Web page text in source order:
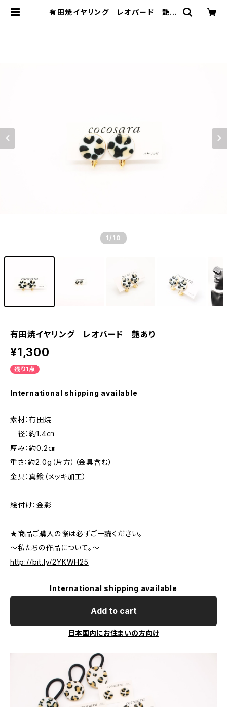
有田焼イヤリング レオパード 艶あ
1 /10
有田焼イヤリング レオパード 艶あり
¥1,300
残り1点
International shipping available
素材：有田焼
径：約1.4㎝
厚み：約0.2㎝
重さ：約2.0g（片方）（金具含む）
金具：真鍮（メッキ加工）
絵付け：金彩
★商品ご購入の際は必ずご一読ください。
～私たちの作品について。～
http://bit.ly/2YKWH25
International shipping available
Add to cart
日本国内にお住まいの方向け